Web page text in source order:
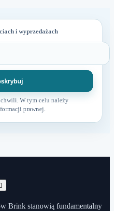
i wyprzedażach
W tym celu należy
prawnej.

Brink stanowią fundamentalny